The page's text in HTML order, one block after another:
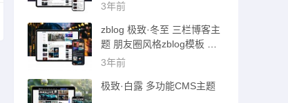
3年前
zblog 极致·冬至 三栏博客主
题 朋友圈风格zblog模板 猪
猪博客主题
3年前
极致·白露 多功能CMS主题